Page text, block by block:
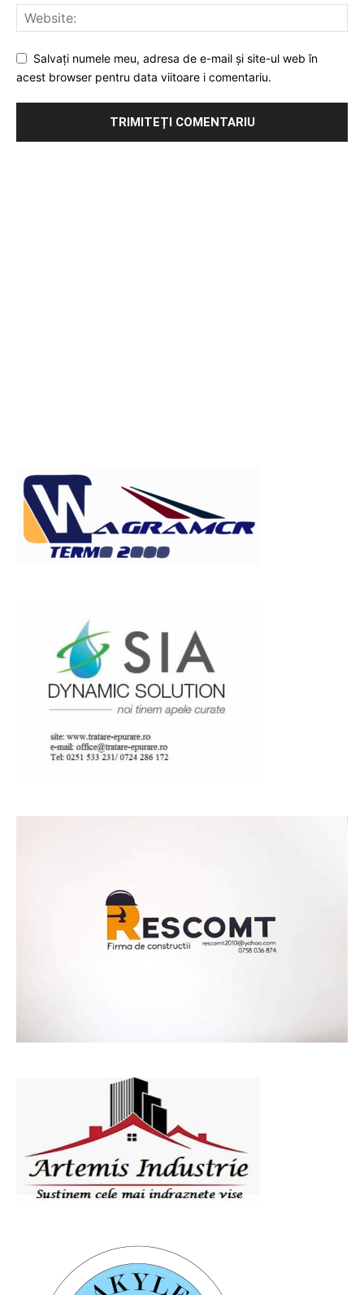
Salvați numele meu, adresa de e-mail și site-ul web în
acest browser pentru data viitoare i comentariu.